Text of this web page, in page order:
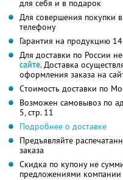
для себя и в подарок
Для совершения покупки
телефону
Гарантия на продукцию
Для доставки по России
сайте. Доставка
оформления заказа на
Cтоимость доставки по
Возможен самовывоз по
5, стр. 11
Подробнее о доставке
Предъявляйте
заказа
Скидка по купону не
предложениями компании